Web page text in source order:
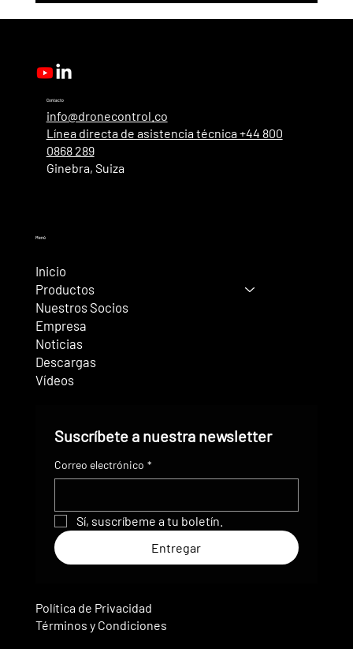
Contacto
info@dronecontrol.co
Línea directa de asistencia técnica +44 800
0868 289
Ginebra, Suiza
Menú
Inicio
Productos
Nuestros Socios
Empresa
Noticias
Descargas
Vídeos
Suscríbete a nuestra newsletter
Correo electrónico *
Sí, suscríbeme a tu boletín.
Entregar
Términos y Condiciones
Política de Privacidad